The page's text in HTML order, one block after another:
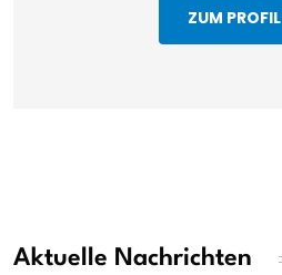
ZUM PROFIL
Aktuelle Nachrichten